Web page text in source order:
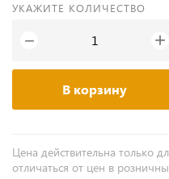
УКАЖИТЕ КОЛИЧЕСТВО
− +
В корзину
Цена действительна только
отличаться от цен в